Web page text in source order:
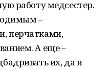
работу медсестер.
–
перчатками,
А еще –
их, да и